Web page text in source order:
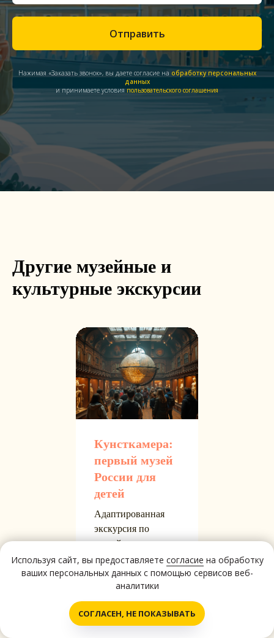
Написать нам!
Отправить
Нажимая «Заказать звонок», вы даете согласие на обработку персональных
данных
и принимаете условияпользовательского соглашения
Другие музейные и
культурные экскурсии
Кунсткамера:
первый музей
России для
детей
Адаптированная
экскурсия по
старейшему музею с
акцентом на
традиции народов
Подробнее
Используя сайт, вы предоставляете согласие на обработку
ваших персональных данных с помощью сервисов веб-
аналитики
СОГЛАСЕН, НЕ ПОКАЗЫВАТЬ